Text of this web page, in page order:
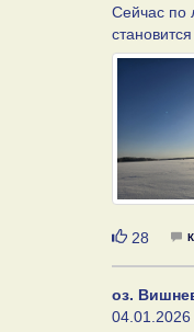
Сейчас по
28
оз.
04.01.2026